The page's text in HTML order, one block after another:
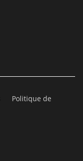
Politique de